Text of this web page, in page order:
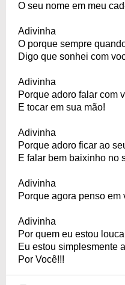
O seu nome em meu
Adivinha
O porque sempre
Digo que sonhei com
Adivinha
Porque adoro falar com
E tocar em sua mão!
Adivinha
Porque adoro ficar ao
E falar bem baixinho no
Adivinha
Porque agora penso em
Adivinha
Por quem eu estou
Eu estou simplesmente
Por Você!!!